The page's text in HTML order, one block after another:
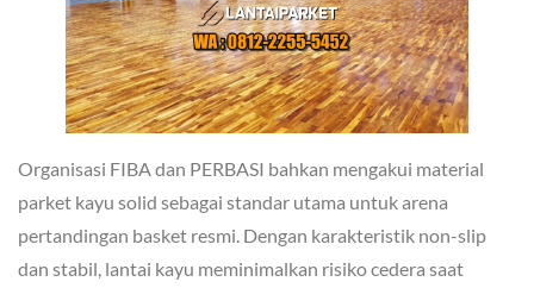
Organisasi FIBA dan PERBASI bahkan mengakui material
parket kayu solid sebagai standar utama untuk arena
pertandingan basket resmi. Dengan karakteristik non-slip
dan stabil, lantai kayu meminimalkan risiko cedera saat